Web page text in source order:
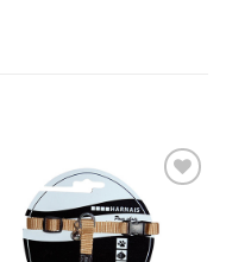
Ajouter
à la liste
souhaits